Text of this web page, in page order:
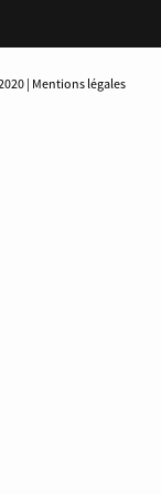
| Mentions légales